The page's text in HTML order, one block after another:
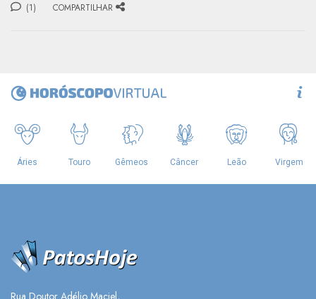
(1) COMPARTILHAR
Rua Doutor Adélio Maciel,